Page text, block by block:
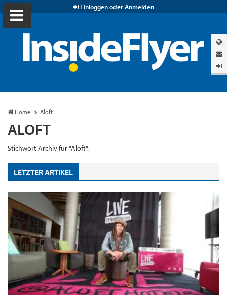
Einloggen oder Anmelden
Home Aloft
ALOFT
Stichwort Archiv für "Aloft".
LETZTER ARTIKEL